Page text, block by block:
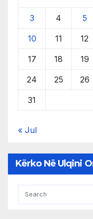
3 4 5
10 11 12
17 18 19
24 25 26
31
« Jul
Kërko Në Ulqini